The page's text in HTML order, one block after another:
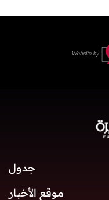
جدول
موقع الأخبار